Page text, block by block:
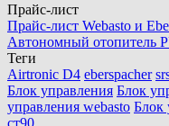
Прайс-лист
Прайс-лист Webasto и
Автономный отопитель
Теги
Airtronic D4 eberspacher
Блок управления Блок
управления webasto Блок
ст90